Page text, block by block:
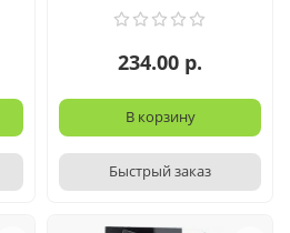
234.00 р.
В корзину
Быстрый заказ